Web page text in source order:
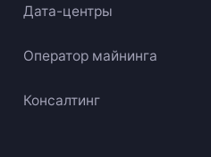
Дата-центры
Оператор майнинга
Консалтинг